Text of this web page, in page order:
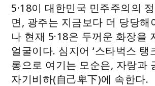
5·18이 대한민국 민주주의의
면, 광주는 지금보다 더 당당해
나 현재 5·18은 두꺼운 화장을
얼굴이다. 심지어 ‘스타벅스 탱
롱으로 여기는 모순은, 자랑과
자기비하(自己卑下)에 속한다.